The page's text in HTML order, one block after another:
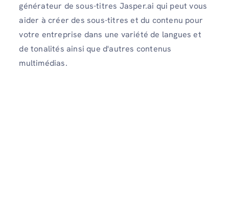
générateur de sous-titres Jasper.ai qui peut vous
aider à créer des sous-titres et du contenu pour
votre entreprise dans une variété de langues et
de tonalités ainsi que d'autres contenus
multimédias.